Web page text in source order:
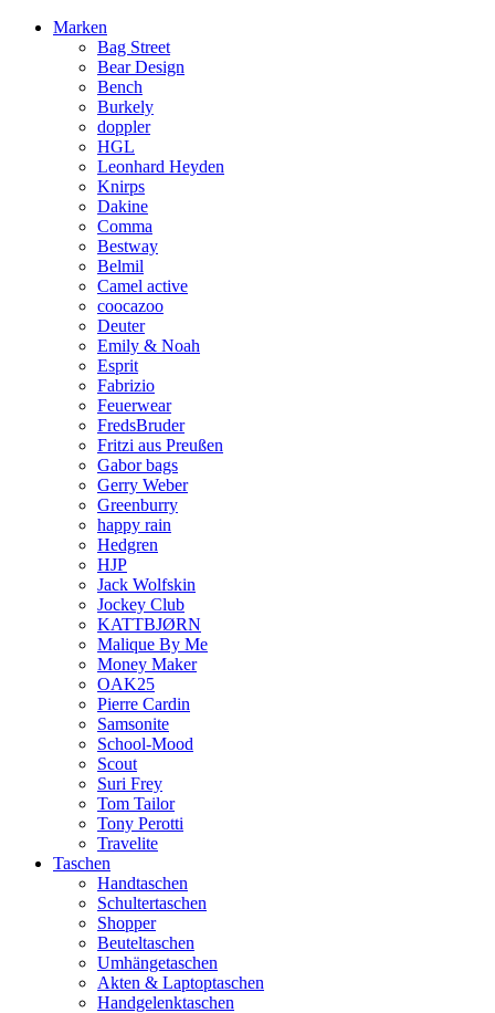
Marken
Bag Street
Bear Design
Bench
Burkely
doppler
HGL
Leonhard Heyden
Knirps
Dakine
Comma
Bestway
Belmil
Camel active
coocazoo
Deuter
Emily & Noah
Esprit
Fabrizio
Feuerwear
FredsBruder
Fritzi aus Preußen
Gabor bags
Gerry Weber
Greenburry
happy rain
Hedgren
HJP
Jack Wolfskin
Jockey Club
KATTBJØRN
Malique By Me
Money Maker
OAK25
Pierre Cardin
Samsonite
School-Mood
Scout
Suri Frey
Tom Tailor
Tony Perotti
Travelite
Taschen
Handtaschen
Schultertaschen
Shopper
Beuteltaschen
Umhängetaschen
Akten & Laptoptaschen
Handgelenktaschen